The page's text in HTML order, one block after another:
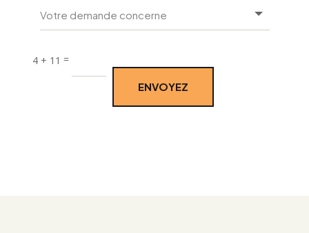
4 + 11 =
ENVOYEZ